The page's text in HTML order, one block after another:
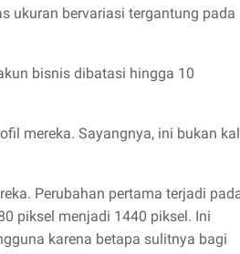
ukuran bervariasi tergantung pada
bisnis dibatasi hingga 10
mereka. Sayangnya, ini bukan
Perubahan pertama terjadi
piksel menjadi 1440 piksel. Ini
karena betapa sulitnya bagi